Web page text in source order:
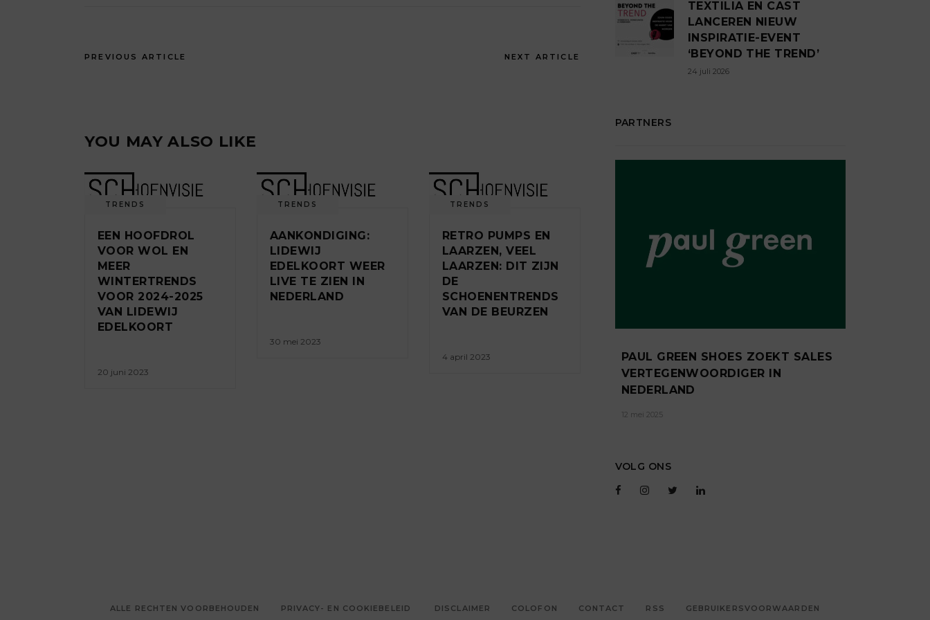
PREVIOUS ARTICLE NEXT ARTICLE
YOU MAY ALSO LIKE
TRENDS
EEN HOOFDROL
VOOR WOL EN
MEER
WINTERTRENDS
VOOR 2024-2025
VAN LIDEWIJ
EDELKOORT
20 juni 2023
TRENDS
AANKONDIGING:
LIDEWIJ
EDELKOORT WEER
LIVE TE ZIEN IN
NEDERLAND
30 mei 2023
TRENDS
RETRO PUMPS EN
LAARZEN, VEEL
LAARZEN: DIT ZIJN
DE
SCHOENENTRENDS
VAN DE BEURZEN
4 april 2023
TEXTILIA EN CAST
LANCEREN NIEUW
INSPIRATIE-EVENT
‘BEYOND THE TREND’
24 juli 2026
PARTNERS
PAUL GREEN SHOES ZOEKT SALES
VERTEGENWOORDIGER IN
NEDERLAND
12 mei 2025
VOLG ONS
ALLE RECHTEN VOORBEHOUDEN PRIVACY- EN COOKIEBELEID DISCLAIMER COLOFON CONTACT RSS GEBRUIKERSVOORWAARDEN